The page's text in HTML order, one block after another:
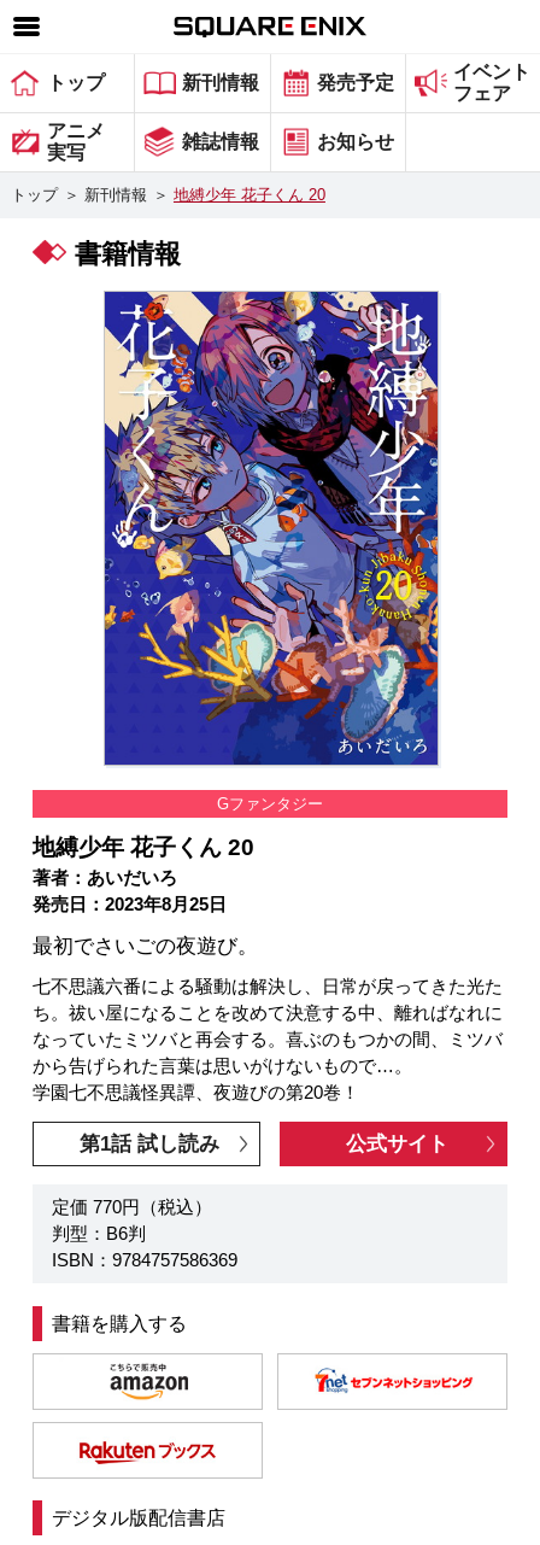
SQUARE ENIX 公式サイトメニュー
ゲーム
マガジン＆ブックス
グッズ
会社情報 採用情報
スクウェア・エニックス サイト内検索
トップ 新刊情報 発売予定
イベント
フェア
アニメ
実写
雑誌情報 お知らせ
トップ ＞ 新刊情報 ＞ 地縛少年 花子くん 20
書籍情報
Gファンタジー
地縛少年 花子くん 20
著者：あいだいろ
発売日：2023年8月25日
最初でさいごの夜遊び。
七不思議六番による騒動は解決し、日常が戻ってきた光た
ち。祓い屋になることを改めて決意する中、離ればなれに
なっていたミツバと再会する。喜ぶのもつかの間、ミツバ
から告げられた言葉は思いがけないもので…。
学園七不思議怪異譚、夜遊びの第20巻！
第1話 試し読み 公式サイト
定価 770円（税込）
判型：B6判
ISBN：9784757586369
書籍を購入する
デジタル版配信書店